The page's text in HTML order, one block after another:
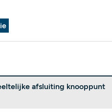
afsluiting knooppunt